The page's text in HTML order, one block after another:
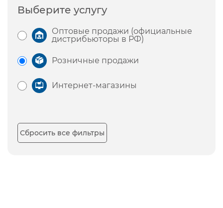
Выберите услугу
Оптовые продажи (официальные
дистрибьюторы в РФ)
Розничные продажи
Интернет-магазины
Сбросить все фильтры